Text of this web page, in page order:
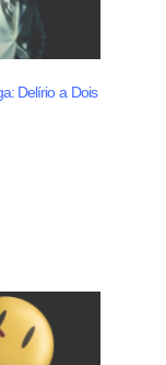
Delírio a Dois